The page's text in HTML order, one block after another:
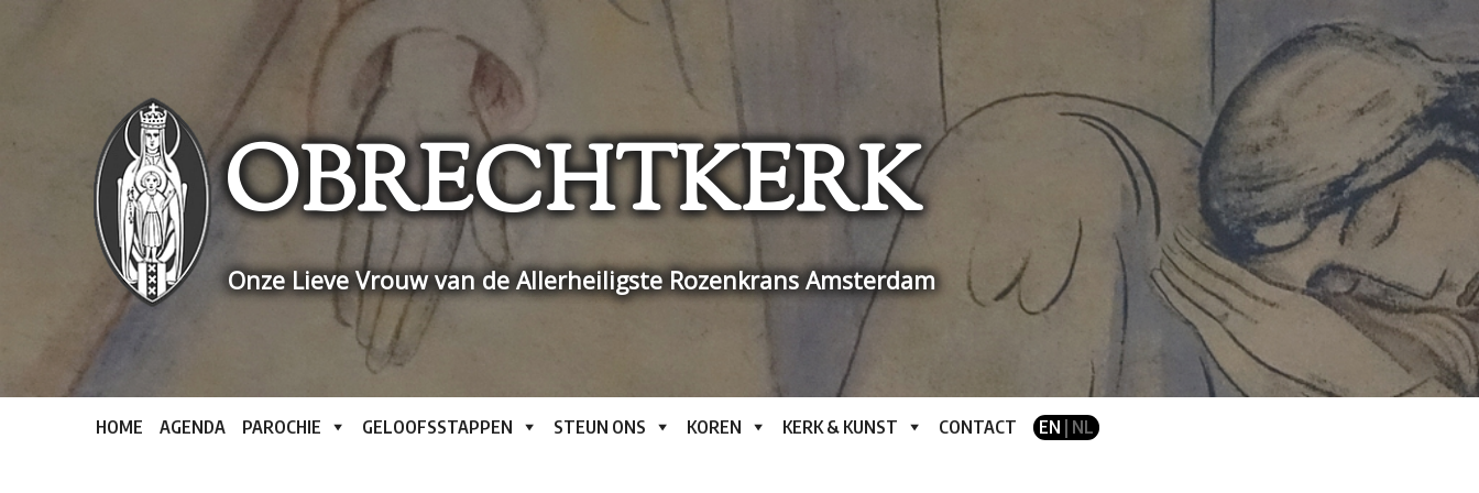
OBRECHTKERK
Onze Lieve Vrouw van de Allerheiligste Rozenkrans Amsterdam
HOME AGENDA PAROCHIE GELOOFSSTAPPEN STEUN ONS KOREN KERK & KUNST CONTACT EN | NL